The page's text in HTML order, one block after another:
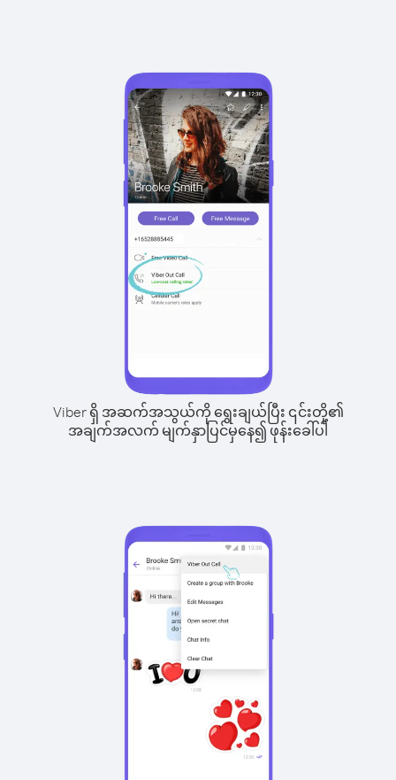
Viber ရှိ အဆက်အသွယ်ကို ရွေးချယ်ပြီး ၎င်းတို့၏
အချက်အလက် မျက်နှာပြင်မှနေ၍ ဖုန်းခေါ်ပါ